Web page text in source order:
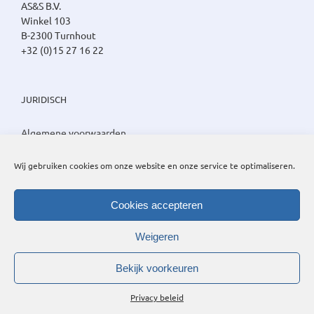
Wij gebruiken cookies om onze website en onze service te optimaliseren.
Cookies accepteren
Weigeren
Bekijk voorkeuren
Privacy beleid
AS&S B.V.
Winkel 103
B-2300 Turnhout
+32 (0)15 27 16 22
JURIDISCH
Algemene voorwaarden
Cookie beleid
2026 AS&S B.V. | Alle rechten voorbehouden